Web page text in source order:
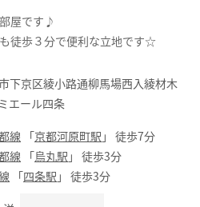
屋です♪
徒歩３分で便利な立地です☆
下京区綾小路通柳馬場西入綾材木
エール四条
線 「京都河原町駅 」 徒歩7分
線 「烏丸駅 」 徒歩3分
「四条駅 」 徒歩3分